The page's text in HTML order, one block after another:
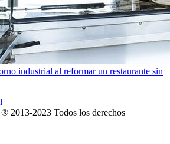
industrial al reformar un restaurante sin
2013-2023 Todos los derechos